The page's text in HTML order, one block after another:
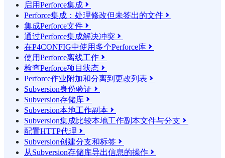
启用Perforce集成 
Perforce集成：处理修改但未签出的文件 
集成Perforce文件 
通过Perforce集成解决冲突 
在P4CONFIG中使用多个Perforce库 
使用Perforce离线工作 
检查Perforce项目状态 
Perforce作业附加和分离到更改列表 
Subversion身份验证 
Subversion存储库 
Subversion本地工作副本 
Subversion集成比较本地工作副本文件与分支 
配置HTTP代理 
Subversion创建分支和标签 
从Subversion存储库导出信息的操作 